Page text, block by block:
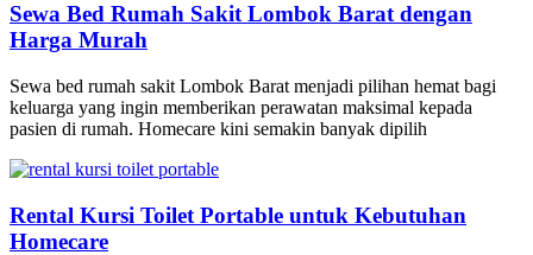
Sewa Bed Rumah Sakit Lombok Barat dengan
Harga Murah
Sewa bed rumah sakit Lombok Barat menjadi pilihan hemat bagi
keluarga yang ingin memberikan perawatan maksimal kepada
pasien di rumah. Homecare kini semakin banyak dipilih
Rental Kursi Toilet Portable untuk Kebutuhan
Homecare